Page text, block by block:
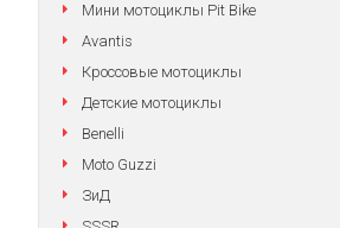
Мини мотоциклы Pit Bike
Avantis
Кроссовые мотоциклы
Детские мотоциклы
Benelli
Moto Guzzi
ЗиД